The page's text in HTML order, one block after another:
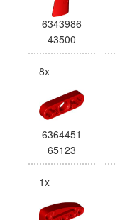
6343986
43500
8x
6364451
65123
1x